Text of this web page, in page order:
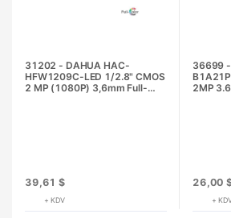
31202 - DAHUA HAC-
HFW1209C-LED 1/2.8" CMOS
2 MP (1080P) 3,6mm Full-
39,61 $
+ KDV
36699
2MP
26,00
+